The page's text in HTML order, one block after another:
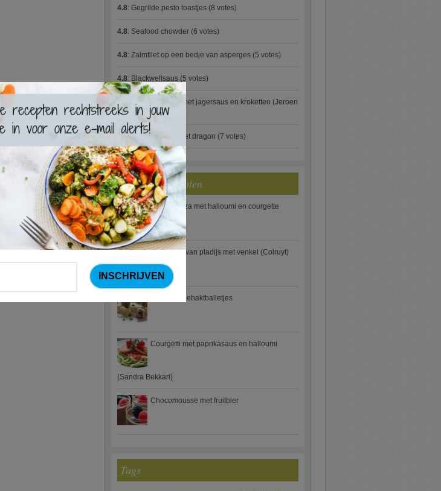
4.8: Gegrilde pesto toastjes (8 votes)
4.8: Seafood chowder (6 votes)
4.8: Zalmfilet op een bedje van asperges (5 votes)
4.8: Blackwellsaus (5 votes)
4.7
Varkenshaasje met jagersaus en kroketten (Jeroen
Meus)(15 votes)
4.7:Gestoofde kip met dragon (7 votes)
Nieuwste Recepten
Turkse pizza met halloumi en courgette
Waterzooi van pladijs met venkel (Colruyt)
Zweedse gehaktballetjes
Courgetti met paprikasaus en halloumi
(Sandra Bekkari)
Chocomousse met fruitbier
Tags
×